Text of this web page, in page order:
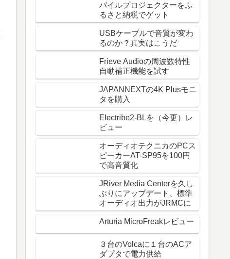
バイルプロジェクターをふ
るさと納税でゲット
USBケーブルで音質が変わ
るのか？真実はこうだ
Frieve Audioの周波数特性
自動補正機能を試す
JAPANNEXTの4K Plusモニ
タを購入
Electribe2-BLを（今更）レ
ビュー
オーディオテクニカのPCス
ピーカーAT-SP95を100円
で高音質化
JRiver Media Centerを久し
ぶりにアップデート、標準
オーディオ出力がJRMCに
Arturia MicroFreakレビュー
３台のVolcaに１台のACア
ダプタで電力供給